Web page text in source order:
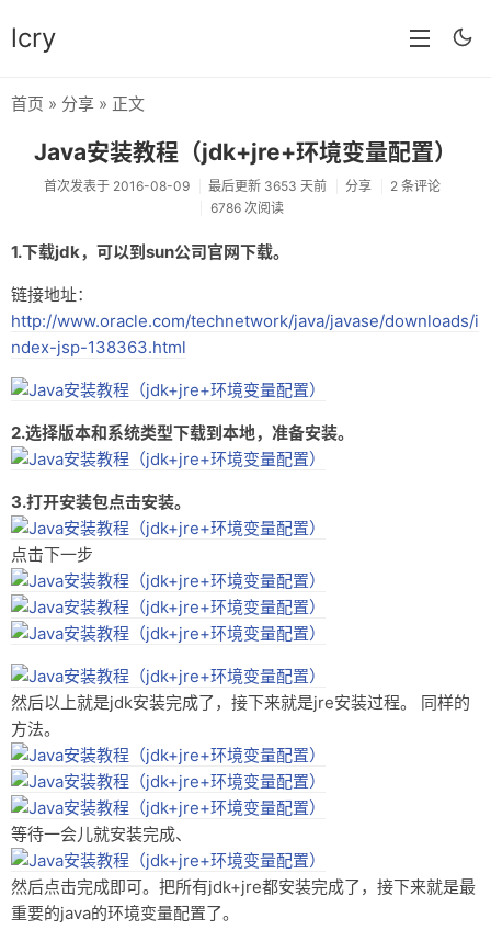
lcry
分类
分享
技术
AI
归档
友链
首页 » 分享 » 正文
Java安装教程（jdk+jre+环境变量配置）
首次发表于 2016-08-09 最后更新 3653 天前 分享
2 条评论
6786 次阅读
1.下载jdk，可以到sun公司官网下载。
链接地址：
http://www.oracle.com/technetwork/java/javase/downloads/i
ndex-jsp-138363.html
2.选择版本和系统类型下载到本地，准备安装。
3.打开安装包点击安装。
点击下一步
然后以上就是jdk安装完成了，接下来就是jre安装过程。 同样的
方法。
等待一会儿就安装完成、
然后点击完成即可。把所有jdk+jre都安装完成了，接下来就是最
重要的java的环境变量配置了。